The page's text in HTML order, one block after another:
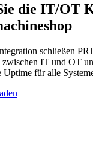
die IT/OT
schließen
IT und OT
für alle